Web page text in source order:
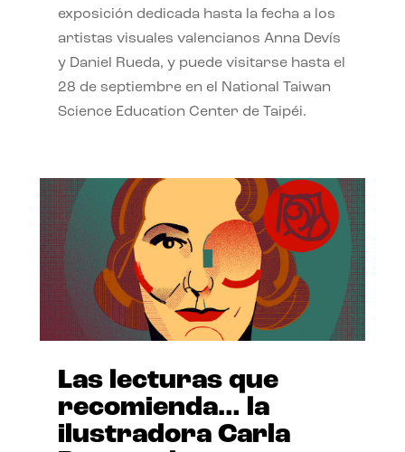
exposición dedicada hasta la fecha a los
artistas visuales valencianos Anna Devís
y Daniel Rueda, y puede visitarse hasta el
28 de septiembre en el National Taiwan
Science Education Center de Taipéi.
Las lecturas que
recomienda… la
ilustradora Carla